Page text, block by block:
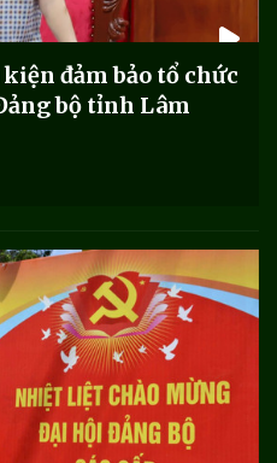
đảm bảo tổ chức
bộ tỉnh Lâm